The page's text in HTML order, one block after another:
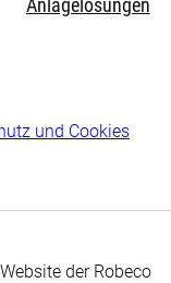
Anlagelösungen
und Cookies
der Robeco